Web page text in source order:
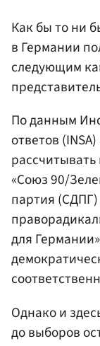
Как бы то ни
в Германии
следующим
По данным
ответов
«Союз 90/
партия
для
Однако и
до выборов